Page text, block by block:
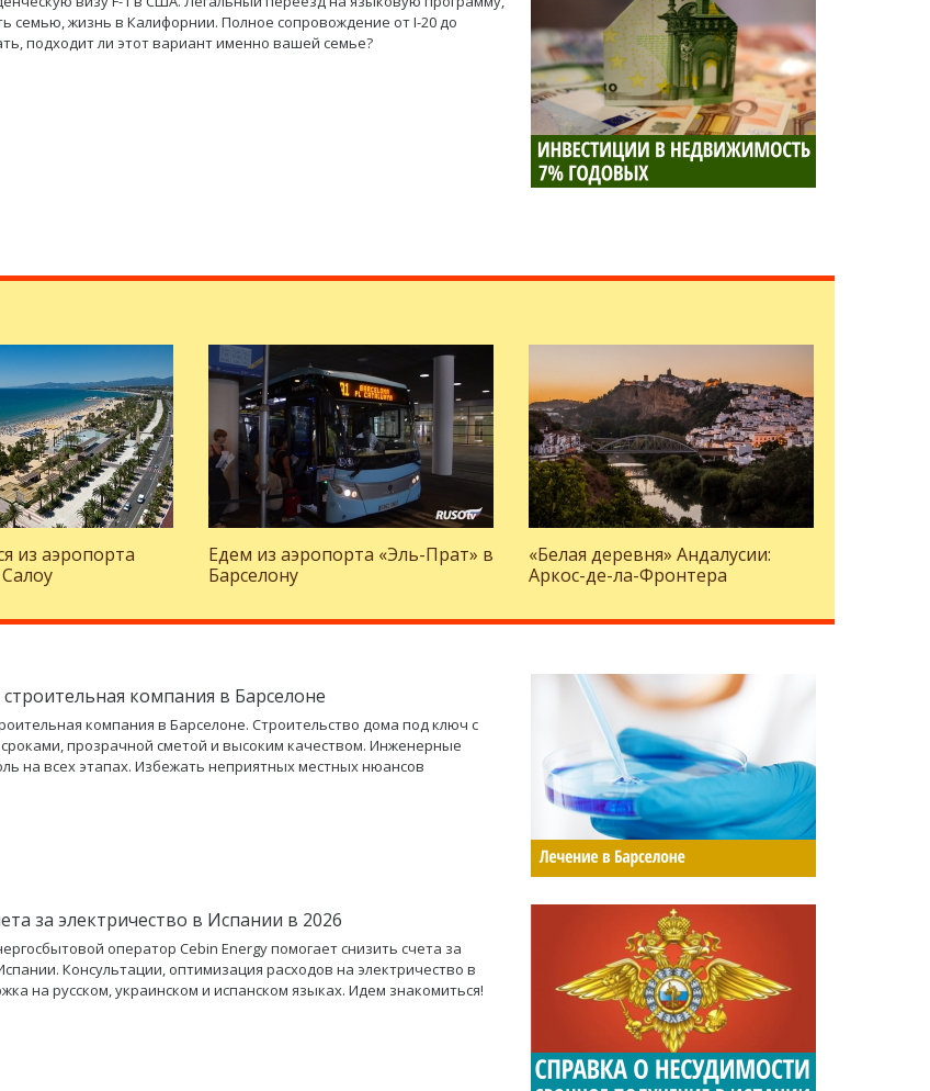
семью, жизнь в Калифорнии. Полное сопровождение от I-20 до
подходит ли этот вариант именно вашей семье?
из аэропорта
Едем из аэропорта «Эль-Прат» в
Барселону
«Белая деревня» Андалусии:
Аркос-де-ла-Фронтера
строительная компания в Барселоне
компания в Барселоне. Строительство дома под ключ с
прозрачной сметой и высоким качеством. Инженерные
на всех этапах. Избежать неприятных местных нюансов
за электричество в Испании в 2026
оператор Cebin Energy помогает снизить счета за
Консультации, оптимизация расходов на электричество в
на русском, украинском и испанском языках. Идем знакомиться!